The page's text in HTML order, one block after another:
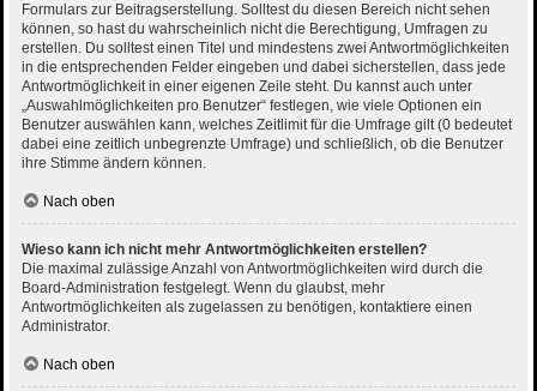
Formulars zur Beitragserstellung. Solltest du diesen Bereich nicht sehen
können, so hast du wahrscheinlich nicht die Berechtigung, Umfragen zu
erstellen. Du solltest einen Titel und mindestens zwei Antwortmöglichkeiten
in die entsprechenden Felder eingeben und dabei sicherstellen, dass jede
Antwortmöglichkeit in einer eigenen Zeile steht. Du kannst auch unter
„Auswahlmöglichkeiten pro Benutzer“ festlegen, wie viele Optionen ein
Benutzer auswählen kann, welches Zeitlimit für die Umfrage gilt (0 bedeutet
dabei eine zeitlich unbegrenzte Umfrage) und schließlich, ob die Benutzer
ihre Stimme ändern können.
Nach oben
Wieso kann ich nicht mehr Antwortmöglichkeiten erstellen?
Die maximal zulässige Anzahl von Antwortmöglichkeiten wird durch die
Board-Administration festgelegt. Wenn du glaubst, mehr
Antwortmöglichkeiten als zugelassen zu benötigen, kontaktiere einen
Administrator.
Nach oben